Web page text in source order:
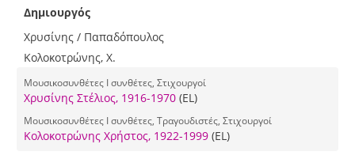
Δημιουργός
Χρυσίνης / Παπαδόπουλος
Κολοκοτρώνης, Χ.
Μουσικοσυνθέτες I συνθέτες, Στιχουργοί
Χρυσίνης Στέλιος, 1916-1970 (EL)
Μουσικοσυνθέτες I συνθέτες, Τραγουδιστές, Στιχουργοί
Κολοκοτρώνης Χρήστος, 1922-1999 (EL)